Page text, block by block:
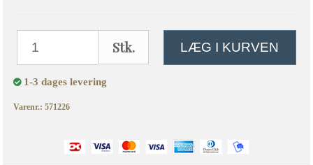
Stk. LÆG I KURVEN
1-3 dages levering
Varenr.: 571226